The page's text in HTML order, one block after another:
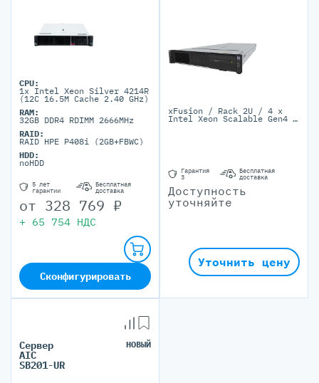
CPU:
1x Intel Xeon Silver 4214R
(12C 16.5M Cache 2.40 GHz)
RAM:
32GB DDR4 RDIMM 2666MHz
RAID:
RAID HPE P408i (2GB+FBWC)
HDD:
noHDD
5 лет
гарантии
Бесплатная
доставка
от 328 769 ₽
+ 65 754 НДС
Сконфигурировать
xFusion / Rack 2U / 4 x
Intel Xeon Scalable Gen4 /
Гарантия
3
Бесплатная
доставка
Доступность
уточняйте
Уточнить цену
Сервер
AIC
SB201-UR
НОВЫЙ